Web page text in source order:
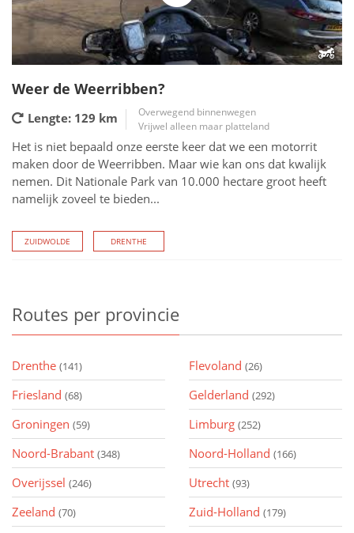
Weer de Weerribben?
Lengte: 129 km
Overwegend binnenwegen
Vrijwel alleen maar platteland
Het is niet bepaald onze eerste keer dat we een motorrit
maken door de Weerribben. Maar wie kan ons dat kwalijk
nemen. Dit Nationale Park van 10.000 hectare groot heeft
namelijk zoveel te bieden...
ZUIDWOLDE DRENTHE
Routes per provincie
Drenthe (141) Flevoland (26)
Friesland (68) Gelderland (292)
Groningen (59) Limburg (252)
Noord-Brabant (348) Noord-Holland (166)
Overijssel (246) Utrecht (93)
Zeeland (70) Zuid-Holland (179)